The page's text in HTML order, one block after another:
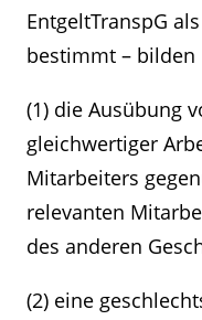
EntgeltTranspG
bestimmt – bilden
(1) die Ausübung
gleichwertiger
Mitarbeiters
relevanten
des anderen
(2) eine